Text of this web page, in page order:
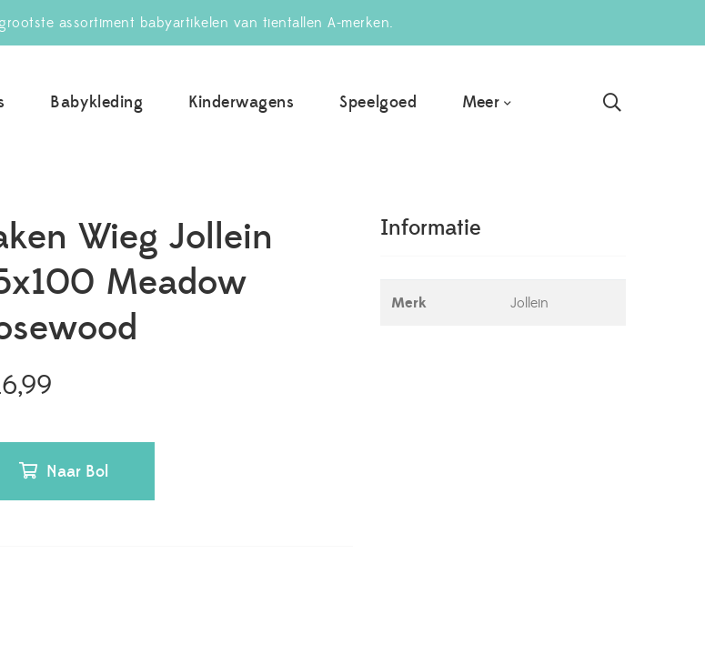
assortiment babyartikelen van tientallen A-merken.
Babykleding Kinderwagens Speelgoed Meer
Wieg Jollein
Meadow
Naar Bol
Informatie
Merk Jollein